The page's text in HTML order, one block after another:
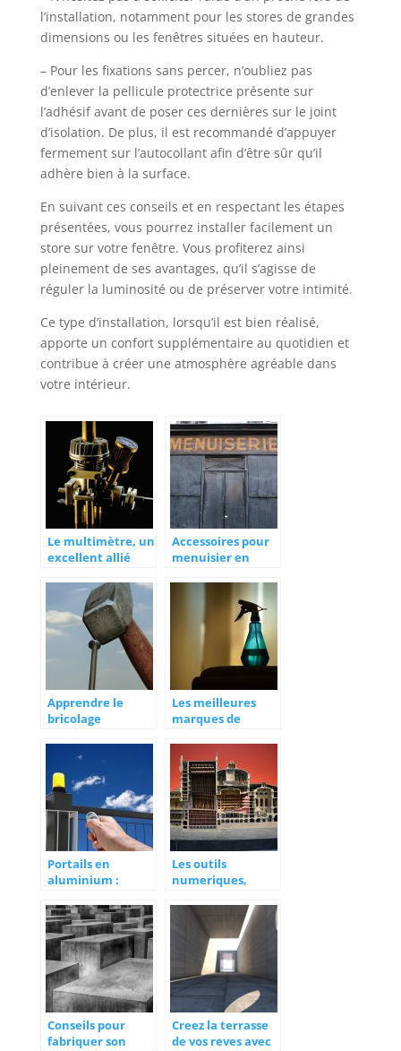
l’installation, notamment pour les stores de grandes
dimensions ou les fenêtres situées en hauteur.
– Pour les fixations sans percer, n’oubliez pas
d’enlever la pellicule protectrice présente sur
l’adhésif avant de poser ces dernières sur le joint
d’isolation. De plus, il est recommandé d’appuyer
fermement sur l’autocollant afin d’être sûr qu’il
adhère bien à la surface.
En suivant ces conseils et en respectant les étapes
présentées, vous pourrez installer facilement un
store sur votre fenêtre. Vous profiterez ainsi
pleinement de ses avantages, qu’il s’agisse de
réguler la luminosité ou de préserver votre intimité.
Ce type d’installation, lorsqu’il est bien réalisé,
apporte un confort supplémentaire au quotidien et
contribue à créer une atmosphère agréable dans
votre intérieur.
Le multimètre, un
excellent allié
technicien
professionnel !
Accessoires pour
menuisier en
Apprendre le
bricolage
Les meilleures
marques de
électrique
Portails en
aluminium :
et avantages
Les outils
numeriques,
realisation des
gros œuvres
Conseils pour
fabriquer son
Creez la terrasse
de vos reves avec